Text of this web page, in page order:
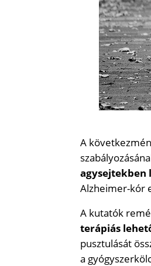
A
agysejtekben
Alzheimer-kór
A kutatók
terápiás
pusztulását
a